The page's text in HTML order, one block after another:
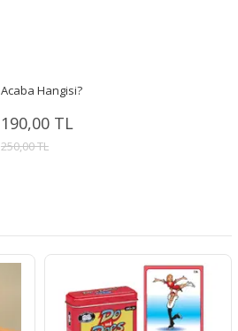
Acaba Hangisi?
190,00 TL
250,00 TL